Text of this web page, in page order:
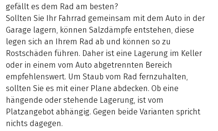
gefällt es dem Rad am besten?
Sollten Sie Ihr Fahrrad gemeinsam mit dem Auto in der
Garage lagern, können Salzdämpfe entstehen, diese
legen sich an Ihrem Rad ab und können so zu
Rostschäden führen. Daher ist eine Lagerung im Keller
oder in einem vom Auto abgetrennten Bereich
empfehlenswert. Um Staub vom Rad fernzuhalten,
sollten Sie es mit einer Plane abdecken. Ob eine
hängende oder stehende Lagerung, ist vom
Platzangebot abhängig. Gegen beide Varianten spricht
nichts dagegen.